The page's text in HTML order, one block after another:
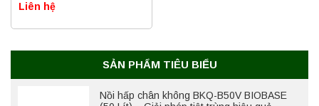
Liên hệ
SẢN PHẨM TIÊU BIỂU
Nồi hấp chân không BKQ-B50V BIOBASE